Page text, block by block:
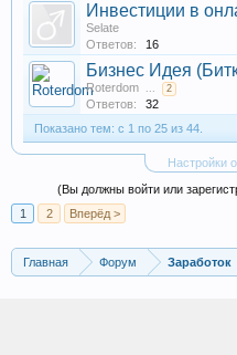
Инвестиции в
Selate
Ответов:
16
Бизнес Идея
Roterdom ... 2
Ответов: 32
Показано тем: с 1 по 25 из 44.
Настройки
(Вы должны войти или
1
2 Вперёд >
Главная Форум Заработок